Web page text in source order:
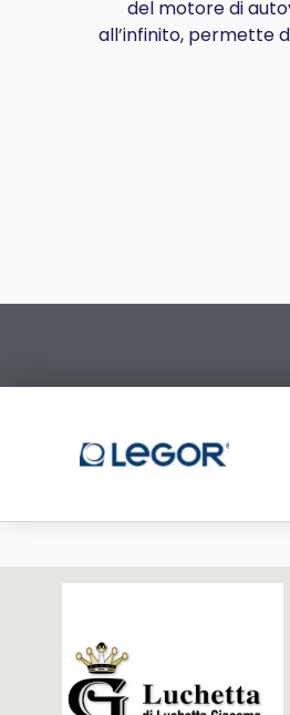
del motore di
all’infinito, permette